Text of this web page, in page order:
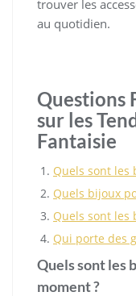
trouver les
au quotidien.
Questions
sur les
Fantaisie
Quels sont les
Quels bijoux
Quels sont les
Qui porte des
Quels sont les
moment ?